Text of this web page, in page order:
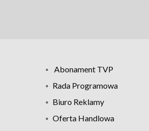
Abonament TVP
Rada Programowa
Biuro Reklamy
Oferta Handlowa